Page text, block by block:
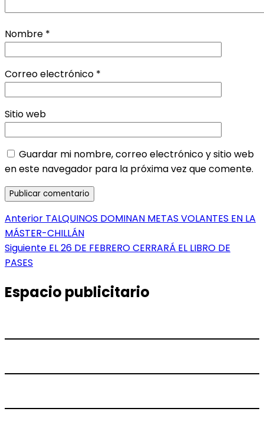
Nombre *
Correo electrónico *
Sitio web
Guardar mi nombre, correo electrónico y sitio web
en este navegador para la próxima vez que comente.
Navegación
de
entradas
Anterior Entrada
anterior:
TALQUINOS DOMINAN METAS VOLANTES EN LA
MÁSTER-CHILLÁN
Siguiente Entrada
EL 26 DE FEBRERO CERRARÁ EL LIBRO DE
PASES
Espacio publicitario